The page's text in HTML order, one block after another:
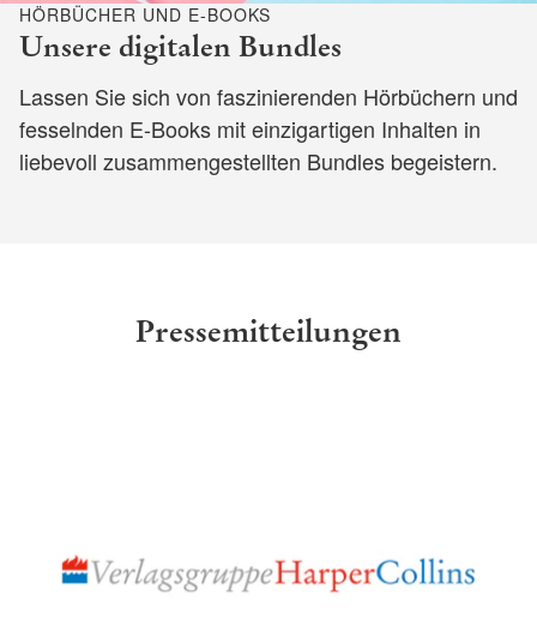
HÖRBÜCHER UND E-BOOKS
Unsere digitalen Bundles
Lassen Sie sich von faszinierenden Hörbüchern und
fesselnden E-Books mit einzigartigen Inhalten in
liebevoll zusammengestellten Bundles begeistern.
Pressemitteilungen